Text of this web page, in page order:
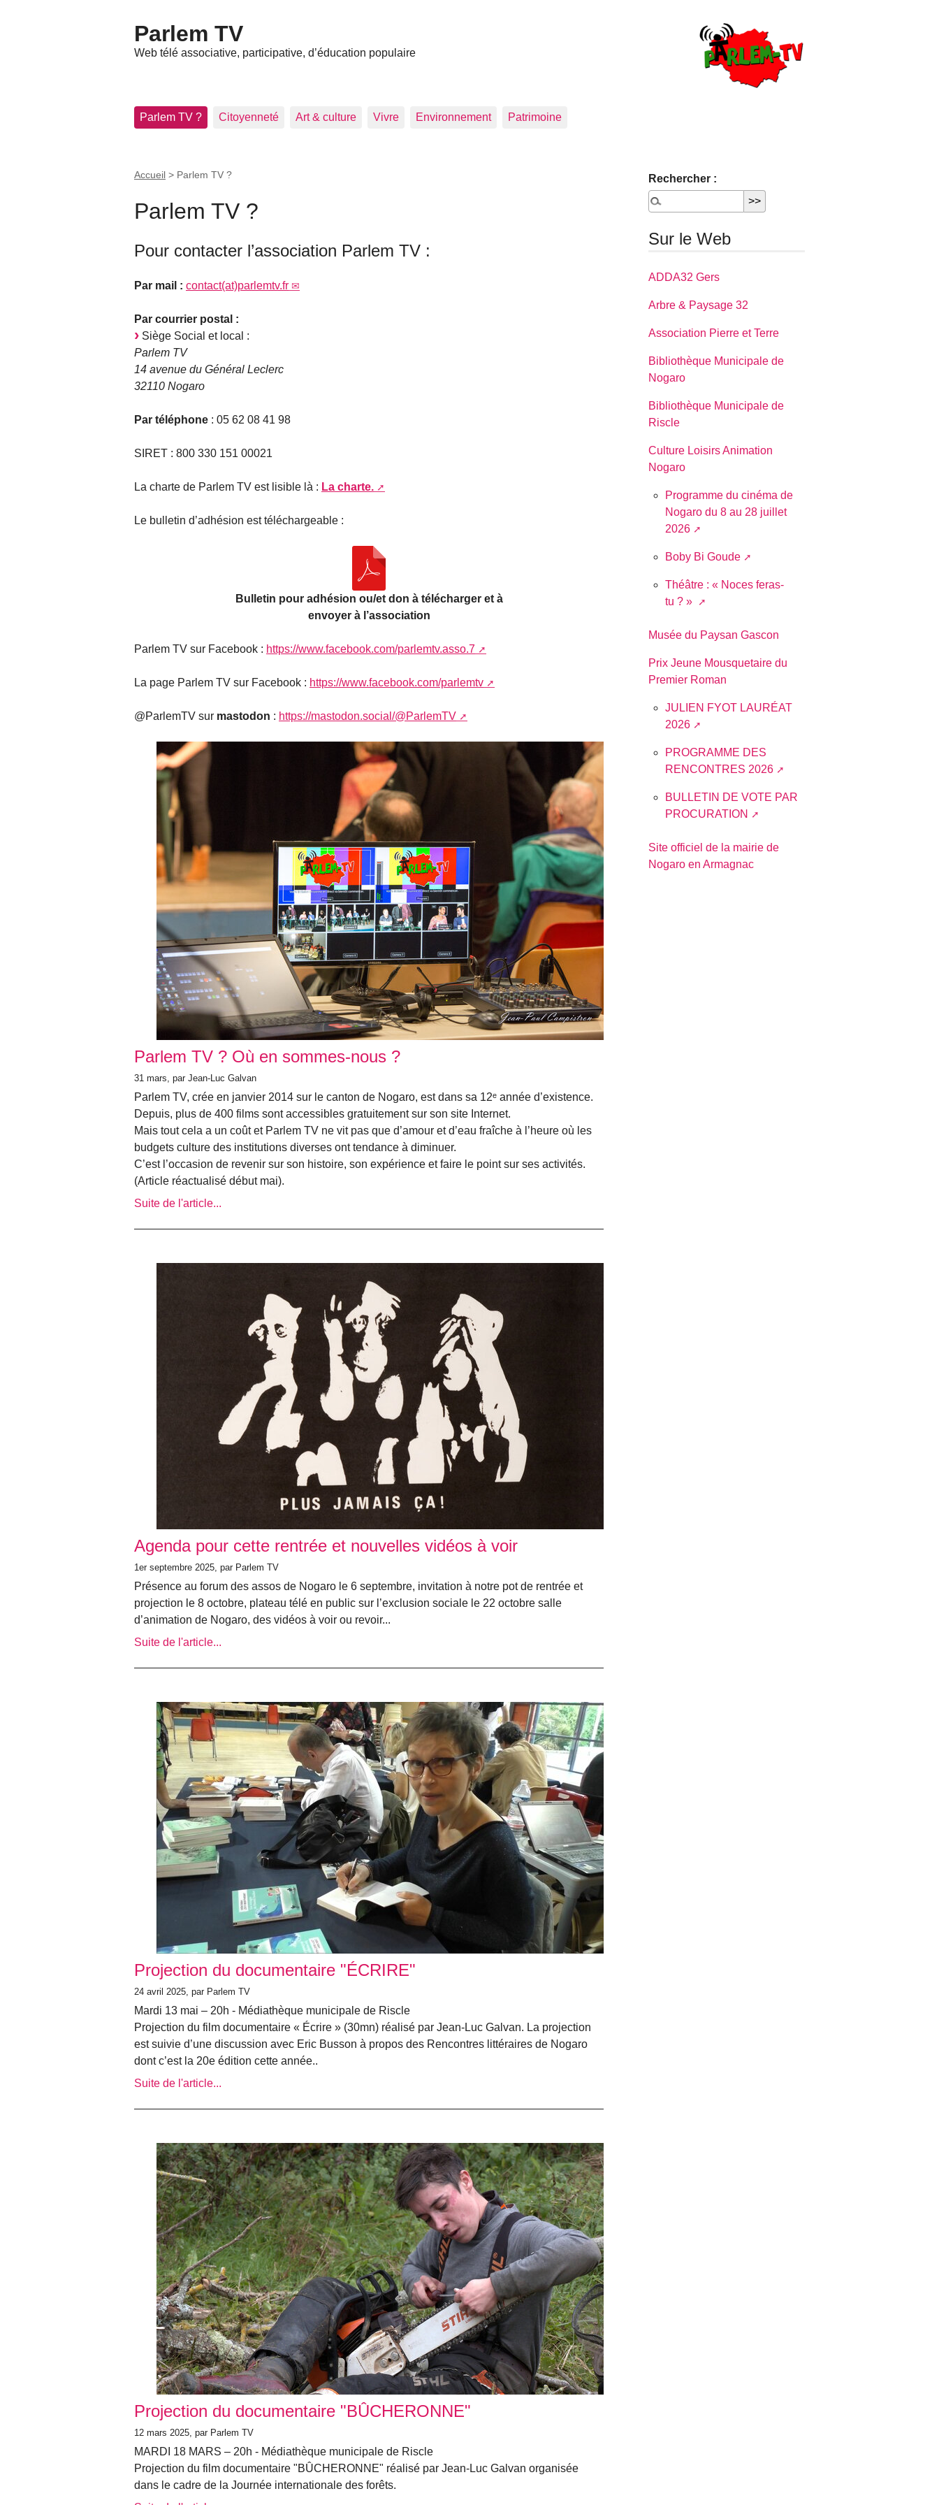
Parlem TV
Web télé associative, participative, d’éducation populaire
Parlem TV ? Citoyenneté Art & culture Vivre Environnement Patrimoine
Accueil > Parlem TV ?
Parlem TV ?
Pour contacter l’association Parlem TV :
Par mail : contact(at)parlemtv.fr
Par courrier postal :
Siège Social et local :
Parlem TV
14 avenue du Général Leclerc
32110 Nogaro
Par téléphone : 05 62 08 41 98
SIRET : 800 330 151 00021
La charte de Parlem TV est lisible là : La charte.
Le bulletin d’adhésion est téléchargeable :
Bulletin pour adhésion ou/et don à télécharger et à
envoyer à l’association
Parlem TV sur Facebook : https://www.facebook.com/parlemtv.asso.7
La page Parlem TV sur Facebook : https://www.facebook.com/parlemtv
@ParlemTV sur mastodon : https://mastodon.social/@ParlemTV
Parlem TV ? Où en sommes-nous ?
31 mars, par Jean-Luc Galvan
Parlem TV, crée en janvier 2014 sur le canton de Nogaro, est dans sa 12ᵉ année d’existence.
Depuis, plus de 400 films sont accessibles gratuitement sur son site Internet.
Mais tout cela a un coût et Parlem TV ne vit pas que d’amour et d’eau fraîche à l’heure où les
budgets culture des institutions diverses ont tendance à diminuer.
C’est l’occasion de revenir sur son histoire, son expérience et faire le point sur ses activités.
(Article réactualisé début mai).
Suite de l'article...
Agenda pour cette rentrée et nouvelles vidéos à voir
1er septembre 2025, par Parlem TV
Présence au forum des assos de Nogaro le 6 septembre, invitation à notre pot de rentrée et
projection le 8 octobre, plateau télé en public sur l’exclusion sociale le 22 octobre salle
d’animation de Nogaro, des vidéos à voir ou revoir...
Suite de l'article...
Projection du documentaire "ÉCRIRE"
24 avril 2025, par Parlem TV
Mardi 13 mai – 20h - Médiathèque municipale de Riscle
Projection du film documentaire « Écrire » (30mn) réalisé par Jean-Luc Galvan. La projection
est suivie d’une discussion avec Eric Busson à propos des Rencontres littéraires de Nogaro
dont c’est la 20e édition cette année..
Suite de l'article...
Projection du documentaire "BÛCHERONNE"
12 mars 2025, par Parlem TV
MARDI 18 MARS – 20h - Médiathèque municipale de Riscle
Projection du film documentaire "BÛCHERONNE" réalisé par Jean-Luc Galvan organisée
dans le cadre de la Journée internationale des forêts.
Rechercher :
Sur le Web
ADDA32 Gers
Arbre & Paysage 32
Association Pierre et Terre
Bibliothèque Municipale de
Nogaro
Bibliothèque Municipale de
Riscle
Culture Loisirs Animation
Nogaro
Programme du cinéma de
Nogaro du 8 au 28 juillet
2026
Boby Bi Goude
Théâtre : « Noces feras-
tu ? »
Musée du Paysan Gascon
Prix Jeune Mousquetaire du
Premier Roman
JULIEN FYOT LAURÉAT
2026
PROGRAMME DES
RENCONTRES 2026
BULLETIN DE VOTE PAR
PROCURATION
Site officiel de la mairie de
Nogaro en Armagnac